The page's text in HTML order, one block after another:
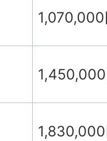
1,070,000
1,830,000